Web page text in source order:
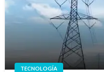
TECNOLOGÍA